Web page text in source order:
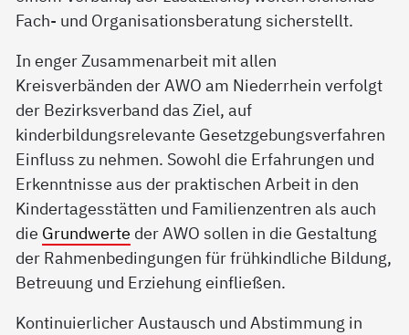
Fach- und Organisationsberatung sicherstellt.
In enger Zusammenarbeit mit allen
Kreisverbänden der AWO am Niederrhein verfolgt
der Bezirksverband das Ziel, auf
kinderbildungsrelevante Gesetzgebungsverfahren
Einfluss zu nehmen. Sowohl die Erfahrungen und
Erkenntnisse aus der praktischen Arbeit in den
Kindertagesstätten und Familienzentren als auch
die Grundwerte der AWO sollen in die Gestaltung
der Rahmenbedingungen für frühkindliche Bildung,
Betreuung und Erziehung einfließen.
Kontinuierlicher Austausch und Abstimmung in